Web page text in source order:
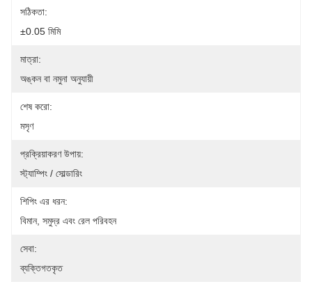
সঠিকতা:
±0.05 মিমি
মাত্রা:
অঙ্কন বা নমুনা অনুযায়ী
শেষ করো:
মসৃণ
প্রক্রিয়াকরণ উপায়:
স্ট্যাম্পিং / সোল্ডারিং
শিপিং এর ধরন:
বিমান, সমুদ্র এবং রেল পরিবহন
সেবা:
ব্যক্তিগতকৃত